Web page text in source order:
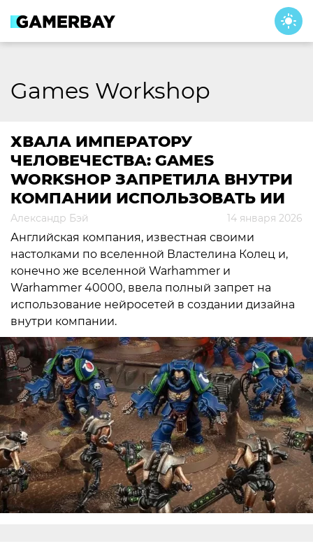
content
Games Workshop
ХВАЛА ИМПЕРАТОРУ
ЧЕЛОВЕЧЕСТВА: GAMES
WORKSHOP ЗАПРЕТИЛА ВНУТРИ
КОМПАНИИ ИСПОЛЬЗОВАТЬ ИИ
Александр Бэй 14 января 2026
Английская компания, известная своими
настолками по вселенной Властелина Колец и,
конечно же вселенной Warhammer и
Warhammer 40000, ввела полный запрет на
использование нейросетей в создании дизайна
внутри компании.